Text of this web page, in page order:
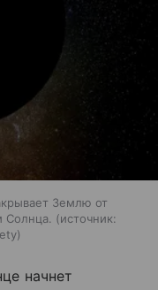
Землю от
Солнца.
источник:
начнет